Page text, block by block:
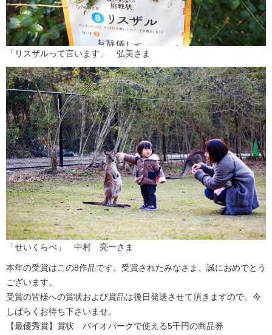
「リスザルって言います」 弘美さま
「せいくらべ」 中村 亮一さま
本年の受賞はこの8作品です。受賞されたみなさま、誠におめでとう
ございます。
受賞の皆様への賞状および賞品は後日発送させて頂きますので、今
しばらくお待ち下さいませ。
【最優秀賞】賞状 バイオパークで使える5千円の商品券